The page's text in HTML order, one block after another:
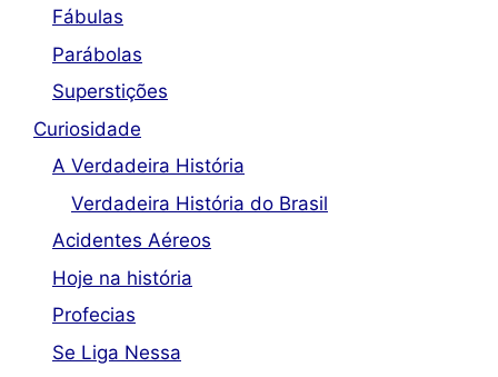
Fábulas
Parábolas
Superstições
Curiosidade
A Verdadeira História
Verdadeira História do Brasil
Acidentes Aéreos
Hoje na história
Profecias
Se Liga Nessa